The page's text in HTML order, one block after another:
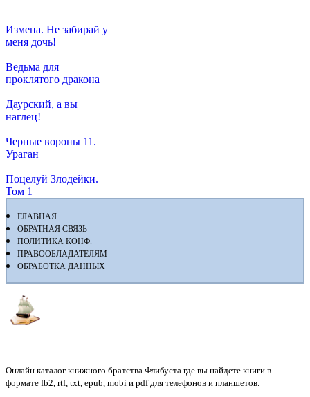
Измена. Не забирай у
меня дочь!
Ведьма для
проклятого дракона
Даурский, а вы
наглец!
Черные вороны 11.
Ураган
Поцелуй Злодейки.
Том 1
ГЛАВНАЯ
ОБРАТНАЯ СВЯЗЬ
ПОЛИТИКА КОНФ.
ПРАВООБЛАДАТЕЛЯМ
ОБРАБОТКА ДАННЫХ
Онлайн каталог книжного братства Флибуста где вы найдете книги в
формате fb2, rtf, txt, epub, mobi и pdf для телефонов и планшетов.